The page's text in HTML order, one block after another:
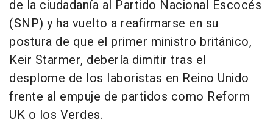
de la ciudadanía al Partido Nacional Escocés
(SNP) y ha vuelto a reafirmarse en su
postura de que el primer ministro británico,
Keir Starmer, debería dimitir tras el
desplome de los laboristas en Reino Unido
frente al empuje de partidos como Reform
UK o los Verdes.